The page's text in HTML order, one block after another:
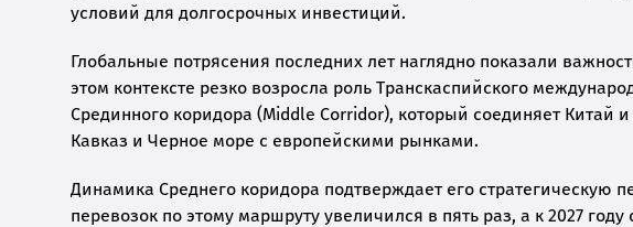
условий для долгосрочных инвестиций.
Глобальные потрясения последних лет наглядно показали
этом контексте резко возросла роль Транскаспийского
Срединного коридора (Middle Corridor), который соединяет
Кавказ и Черное море с европейскими рынками.
Динамика Среднего коридора подтверждает его стратегическую
перевозок по этому маршруту увеличился в пять раз, а к 2027